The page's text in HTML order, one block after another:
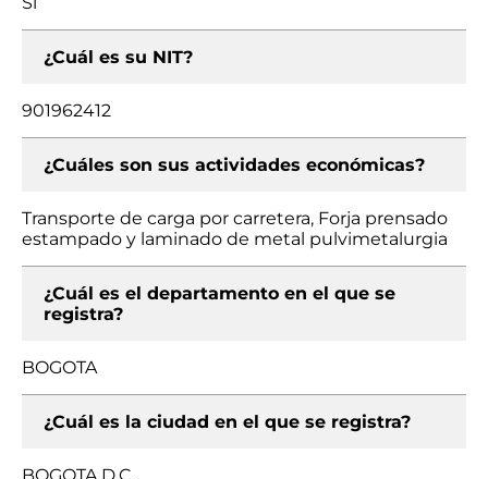
¿Cuál es su NIT?
901962412
¿Cuáles son sus actividades económicas?
Transporte de carga por carretera, Forja prensado
estampado y laminado de metal pulvimetalurgia
¿Cuál es el departamento en el que se
registra?
BOGOTA
¿Cuál es la ciudad en el que se registra?